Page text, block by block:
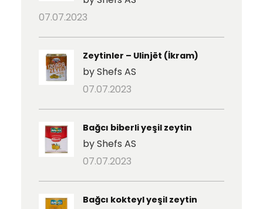
07.07.2023
Zeytinler – Ulinjët (İkram)
by Shefs AS
07.07.2023
Bağcı biberli yeşil zeytin
by Shefs AS
07.07.2023
Bağcı kokteyl yeşil zeytin